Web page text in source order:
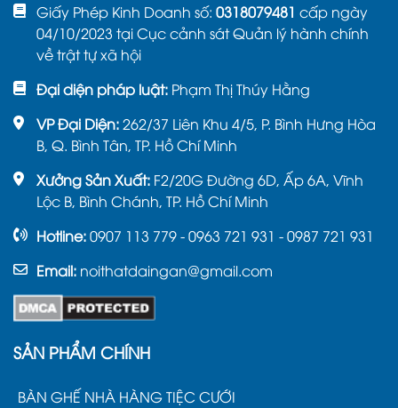
Giấy Phép Kinh Doanh số: 0318079481 cấp ngày
04/10/2023 tại Cục cảnh sát Quản lý hành chính
về trật tự xã hội
Đại diện pháp luật: Phạm Thị Thúy Hằng
VP Đại Diện:262/37 Liên Khu 4/5, P. Bình Hưng Hòa
B, Q. Bình Tân, TP. Hồ Chí Minh
Xưởng Sản Xuất: F2/20G Đường 6D, Ấp 6A, Vĩnh
Lộc B, Bình Chánh, TP. Hồ Chí Minh
Hotline:0907 113 779 - 0963 721 931 - 0987 721 931
Email: noithatdaingan@gmail.com
SẢN PHẨM CHÍNH
BÀN GHẾ NHÀ HÀNG TIỆC CƯỚI